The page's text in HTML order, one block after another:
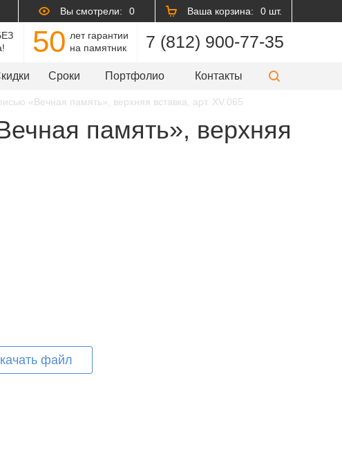
Вы смотрели: 0 Ваша корзина: 0 шт.
50 лет гарантии
на памятник
7 (812) 900-77-35
Сроки Портфолио Контакты
«Вечная память», верхняя вставка, арт. XV.065
память», верхняя
файл